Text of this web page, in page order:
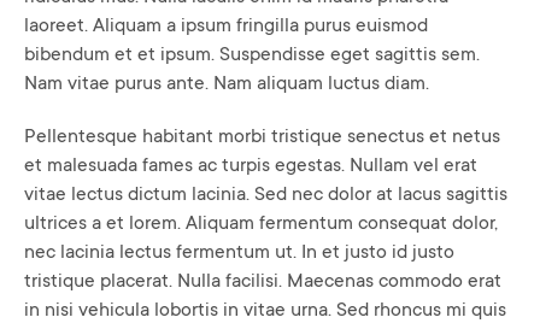
laoreet. Aliquam a ipsum fringilla purus euismod
bibendum et et ipsum. Suspendisse eget sagittis sem.
Nam vitae purus ante. Nam aliquam luctus diam.
Pellentesque habitant morbi tristique senectus et netus
et malesuada fames ac turpis egestas. Nullam vel erat
vitae lectus dictum lacinia. Sed nec dolor at lacus sagittis
ultrices a et lorem. Aliquam fermentum consequat dolor,
nec lacinia lectus fermentum ut. In et justo id justo
tristique placerat. Nulla facilisi. Maecenas commodo erat
in nisi vehicula lobortis in vitae urna. Sed rhoncus mi quis